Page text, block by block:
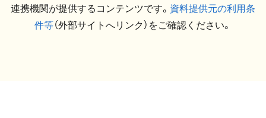
連携機関が提供するコンテンツです。 資料提供元の利用条
件等（外部サイトへリンク）をご確認ください。